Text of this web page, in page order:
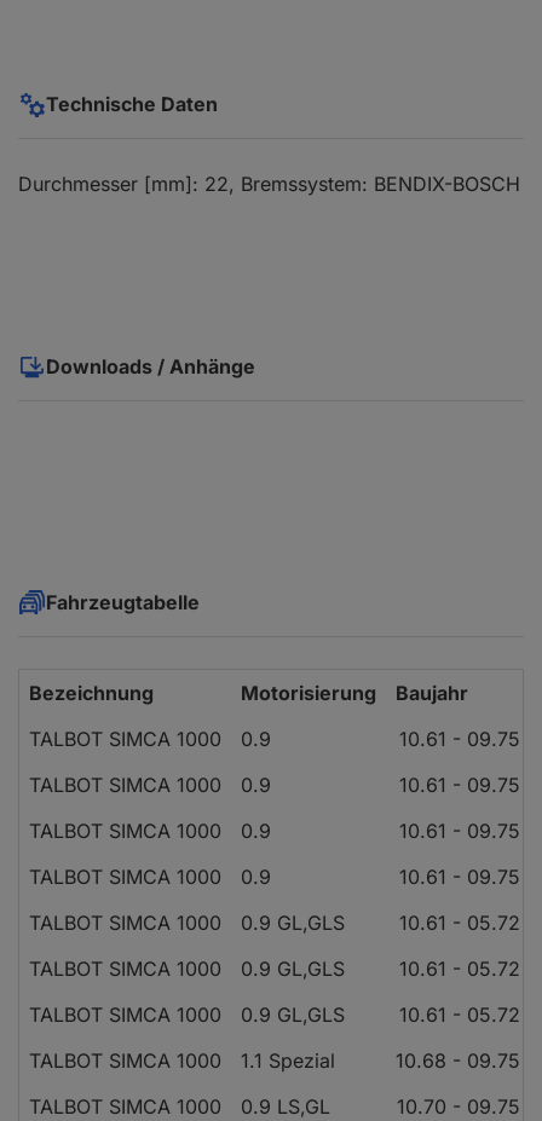
Technische Daten
Durchmesser [mm]: 22, Bremssystem: BENDIX-BOSCH
Downloads / Anhänge
Fahrzeugtabelle
Bezeichnung Motorisierung Baujahr
TALBOT SIMCA 1000
0.9
10.61 - 09.75
TALBOT SIMCA 1000
0.9
10.61 - 09.75
TALBOT SIMCA 1000
0.9
10.61 - 09.75
TALBOT SIMCA 1000
0.9
10.61 - 09.75
TALBOT SIMCA 1000
0.9 GL,GLS
10.61 - 05.72
TALBOT SIMCA 1000
0.9 GL,GLS
10.61 - 05.72
TALBOT SIMCA 1000
0.9 GL,GLS
10.61 - 05.72
TALBOT SIMCA 1000
1.1 Spezial
10.68 - 09.75
TALBOT SIMCA 1000
0.9 LS,GL
10.70 - 09.75